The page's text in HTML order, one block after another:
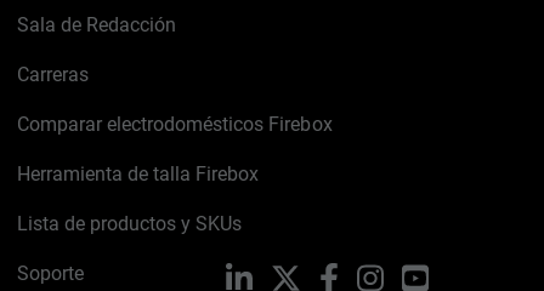
Sala de Redacción
Carreras
Comparar electrodomésticos Firebox
Herramienta de talla Firebox
Lista de productos y SKUs
Soporte LinkedIn FacebookInstagramYouTube